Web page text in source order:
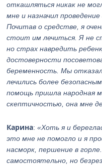
откашляться никак не
мне и назначил
Почитав о средстве, я
стоит им лечиться. Я не
но страх навредить
достоверности
беременность. Мы
лечились более
помощь пришла народная
скептичностью, она мне
Карина:«Хоть я и
это мне не помогло и я
насморк, першение в
самостоятельно, но